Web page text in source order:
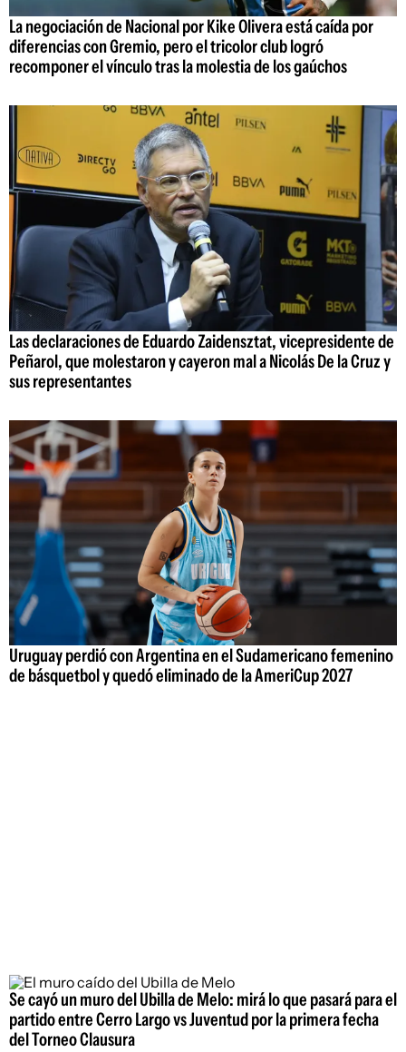
La negociación de Nacional por Kike Olivera está caída por
diferencias con Gremio, pero el tricolor club logró
recomponer el vínculo tras la molestia de los gaúchos
Las declaraciones de Eduardo Zaidensztat, vicepresidente de
Peñarol, que molestaron y cayeron mal a Nicolás De la Cruz y
sus representantes
Uruguay perdió con Argentina en el Sudamericano femenino
de básquetbol y quedó eliminado de la AmeriCup 2027
Se cayó un muro del Ubilla de Melo: mirá lo que pasará para el
partido entre Cerro Largo vs Juventud por la primera fecha
del Torneo Clausura